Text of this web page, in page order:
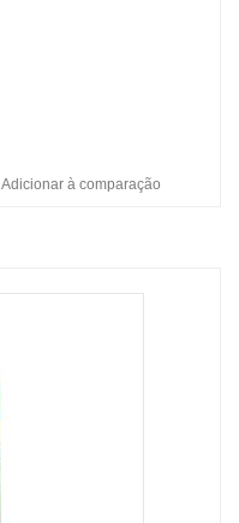
Adicionar à comparação